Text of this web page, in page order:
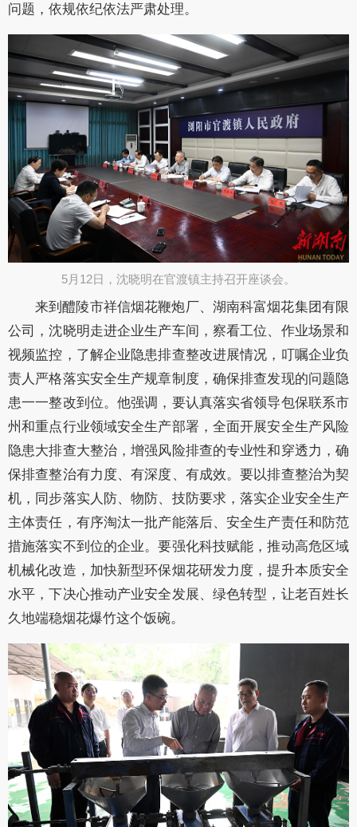
问题 ，依规依纪依法严肃处理。
5月12日，沈晓明在官渡镇主持召开座谈会。​
来到醴陵市祥信烟花鞭炮厂、湖南科富烟花集团有限
公司，沈晓明走进企业生产车间，察看工位、 作业场景和
视频监控 ，了解企业隐患排查整改进展情况，叮嘱企业负
责人严格落实安全生产规章制度，确保排查发现的问题隐
患一一整改到位。他强调，要认真落实省领导包保联系市
州和重点行业领域安全生产部署 ，全面开展安全生产风险
隐患大排查大整治，增强风险排查的专业性和穿透力，确
保排查整治有力度、有深度、有成效。要以排查整治为契
机，同步落实人防、物防、技防要求，落实企业安全生产
主体责任， 有序淘汰一批产能落后、安全生产责任和防范
措施落实不到位的企业。要强化科技赋能，推动高危区域
机械化改造，加快新型环保烟花研发力度，提升本质安全
水平，下决心推动产业安全发展、绿色转型，让老百姓长
久地端稳烟花爆竹这个饭碗。